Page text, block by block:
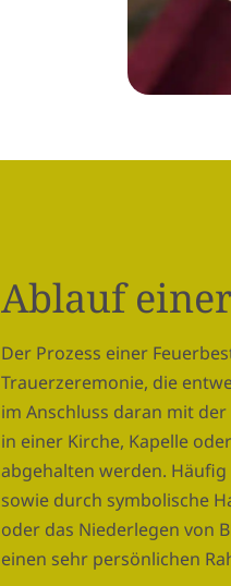
Ablauf
Der Prozess einer
Trauerzeremonie, die
im Anschluss daran mit
in einer Kirche, Kapelle
abgehalten werden.
sowie durch symbolische
oder das Niederlegen von
einen sehr persönlichen